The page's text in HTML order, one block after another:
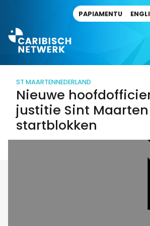
PAPIAMENTU
ST MAARTENNEDERLAND
Nieuwe
justitie Sint
startblokken